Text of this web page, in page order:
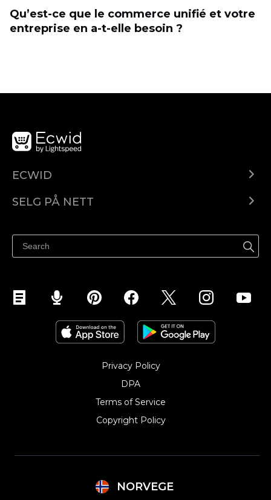
Qu’est-ce que le commerce unifié et votre
entreprise en a-t-elle besoin ?
ECWID
Pris
SELG PÅ NETT
Selg på Facebook
Selg på Instagram
Privacy Policy
DPA
Terms of Service
Copyright Policy‎
NORVEGE